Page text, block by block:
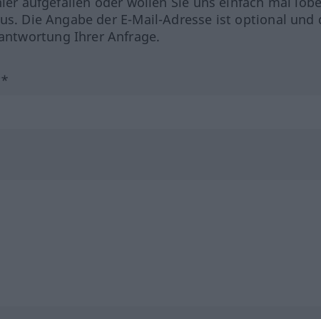
Die Angabe der E-Mail-Adresse ist optional und
Ihrer Anfrage.